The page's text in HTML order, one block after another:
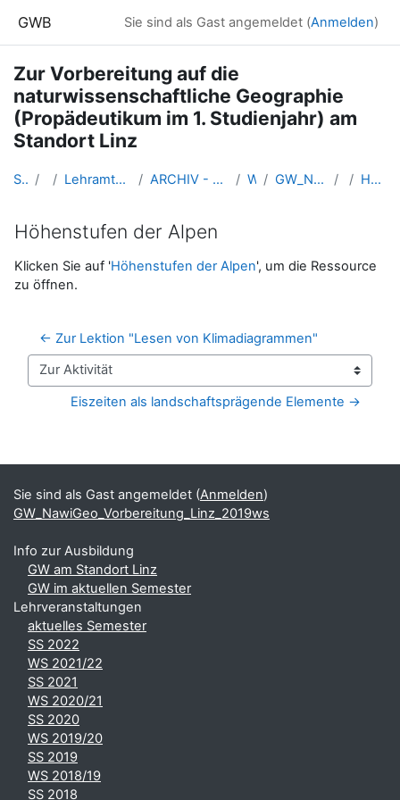
GWB Sie sind als Gast angemeldet (Anmelden)
Zur Vorbereitung auf die
naturwissenschaftliche Geographie
(Propädeutikum im 1. Studienjahr) am
Standort Linz
Startseite Kurse Lehramtsausbildung GW im Cluster Österreich Mitte ARCHIV - Lehrveranstaltungen am Standort Linz - seit 2016 WS_2019/20 GW_NawiGeo_Vorbereitung_Linz_2019ws GW Höhenstufen der Alpen
Höhenstufen der Alpen
Abschlussbedingungen
Klicken Sie auf 'Höhenstufen der Alpen', um die Ressource
zu öffnen.
← Zur Lektion "Lesen von Klimadiagrammen"
Zur Aktivität
Eiszeiten als landschaftsprägende Elemente →
Ergänzungsblöcke
Sie sind als Gast angemeldet (Anmelden)
GW_NawiGeo_Vorbereitung_Linz_2019ws
Info zur Ausbildung
GW am Standort Linz
GW im aktuellen Semester
Lehrveranstaltungen
aktuelles Semester
SS 2022
WS 2021/22
SS 2021
WS 2020/21
SS 2020
WS 2019/20
SS 2019
WS 2018/19
SS 2018